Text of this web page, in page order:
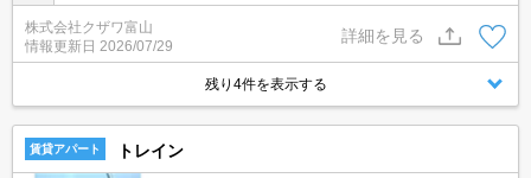
洗面台。サンルーム。光インターネット可。コンビニまで徒歩約6
分(500ｍ) 。富山大学西門までは約1.9ｋｍ。閑静な住宅街。杉谷
キャンパス通学の方にもおすすめです。
株式会社クザワ富山
情報更新日 2026/07/29
詳細を見る
残り4件を表示する
賃貸アパート トレイン